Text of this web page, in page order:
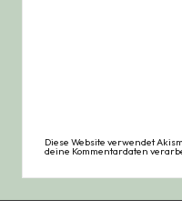
Diese Website verwendet
deine Kommentardaten